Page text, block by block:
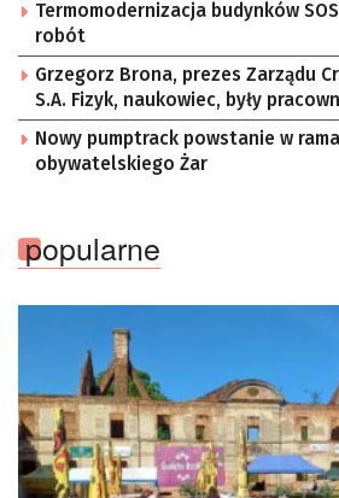
Termomodernizacja budynków
robót
Grzegorz Brona, prezes Zarządu
S.A. Fizyk, naukowiec, były pracownik CERN w Genewie,
przedsiębiorca i nauczyciel
habilitowany nauk fizycznych,
Sektorowej ds. Kompetencji
Nowy pumptrack powstanie w
obywatelskiego Żar
popularne